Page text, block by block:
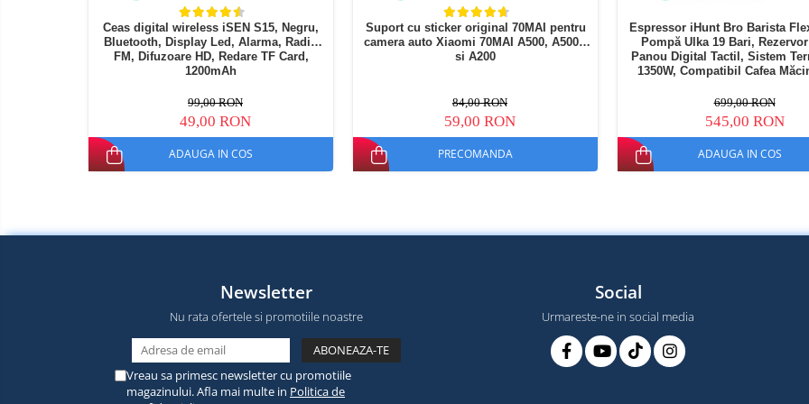
Ceas digital wireless iSEN S15, Negru,
Bluetooth, Display Led, Alarma, Radio
FM, Difuzoare HD, Redare TF Card,
1200mAh
99,00 RON
49,00 RON
ADAUGA IN COS
Suport cu sticker original 70MAI pentru
camera auto Xiaomi 70MAI A500, A500S
si A200
84,00 RON
59,00 RON
PRECOMANDA
Espressor iHunt Bro Barista
Pompă Ulka 19 Bari,
Panou Digital Tactil, Sistem
1350W, Compatibil Cafea
699,00 RON
545,00 RON
ADAUGA IN COS
Newsletter
Nu rata ofertele si promotiile noastre
Vreau sa primesc newsletter cu promotiile
magazinului. Afla mai multe in Politica de
Social
Urmareste-ne in social media